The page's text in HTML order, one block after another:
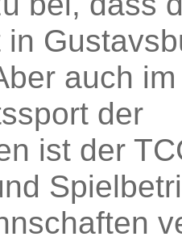
in
auch im
der
ist der